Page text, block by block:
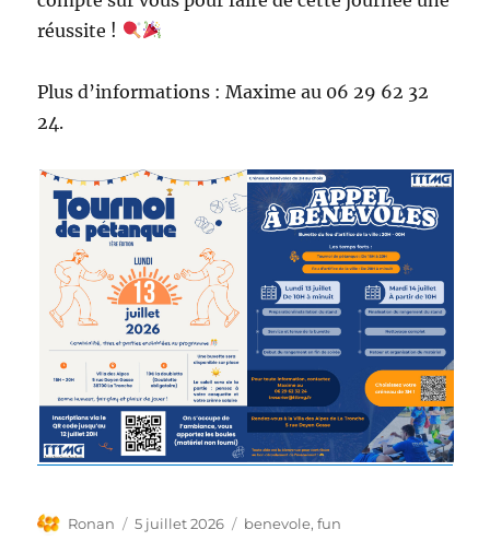
réussite !
Plus d’informations : Maxime au 06 29 62 32
24.
Auteur
Ronan
Publié
5 juillet 2026 Étiquettes
benevole,fun